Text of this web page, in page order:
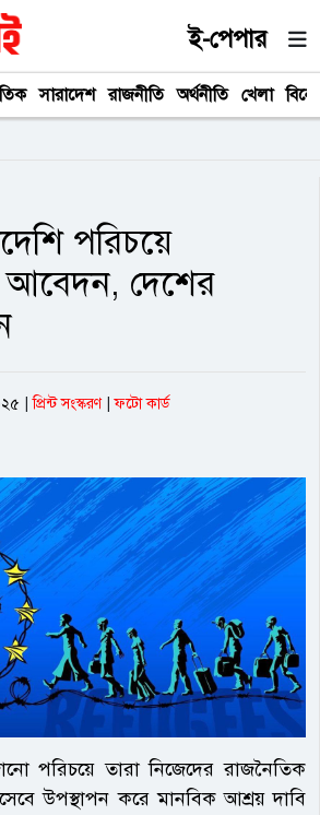
ই-পেপার
সারাদেশ রাজনীতি অর্থনীতি খেলা
পরিচয়ে
আবেদন, দেশের
প্রিন্ট সংস্করণ ফটো কার্ড
পরিচয়ে তারা নিজেদের রাজনৈতিক
উপস্থাপন করে মানবিক আশ্রয় দাবি